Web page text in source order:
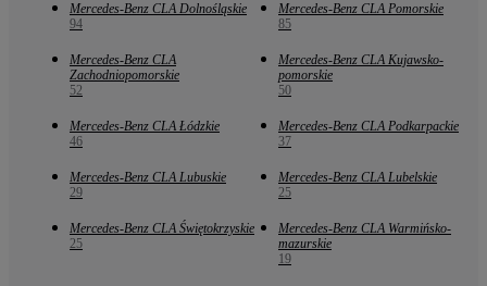
Mercedes-Benz CLA Dolnośląskie
94
Mercedes-Benz CLA Pomorskie
85
Mercedes-Benz CLA
Zachodniopomorskie
52
Mercedes-Benz CLA Kujawsko-
pomorskie
50
Mercedes-Benz CLA Łódzkie
46
Mercedes-Benz CLA Podkarpackie
37
Mercedes-Benz CLA Lubuskie
29
Mercedes-Benz CLA Lubelskie
25
Mercedes-Benz CLA Świętokrzyskie
25
Mercedes-Benz CLA Warmińsko-
mazurskie
19